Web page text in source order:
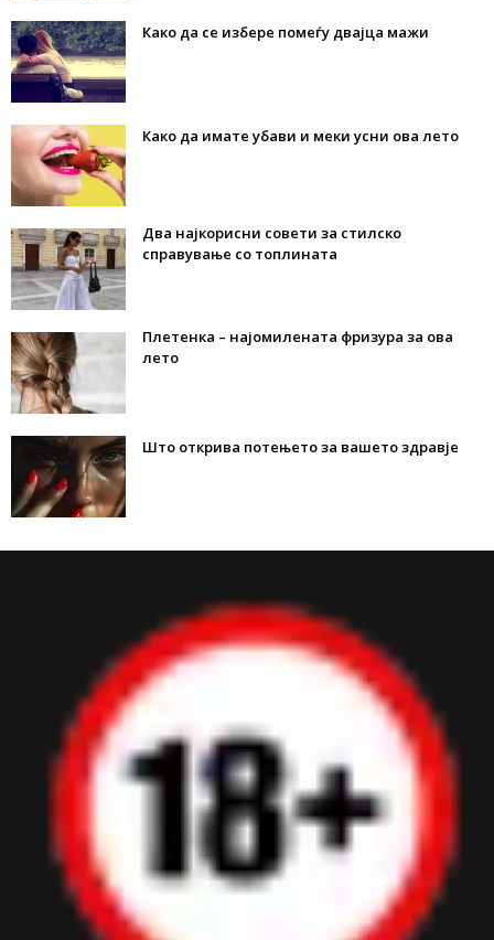
Како да се избере помеѓу двајца мажи
Како да имате убави и меки усни ова лето
Два најкорисни совети за стилско
справување со топлината
Плетенка – најомилената фризура за ова
лето
Што открива потењето за вашето здравје